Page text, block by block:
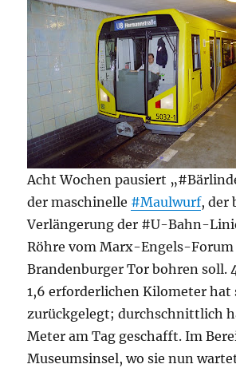
Acht Wochen pausiert
der maschinelle #Maulwurf, der
Verlängerung der #U-Bahn-
Röhre vom Marx-Engels-
Brandenburger Tor bohren soll.
1,6 erforderlichen Kilometer hat
zurückgelegt; durchschnittlich
Meter am Tag geschafft. Im
Museumsinsel, wo sie nun